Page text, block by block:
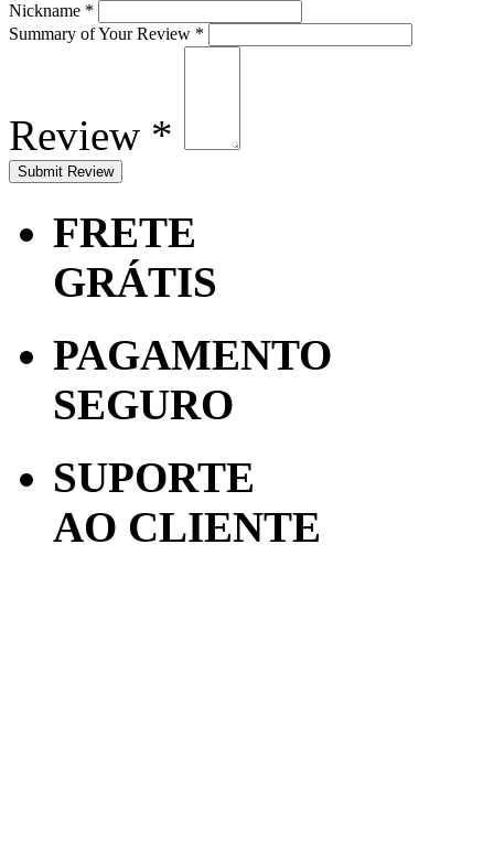
Nickname *
Summary of Your Review *
Review *
FRETE
GRÁTIS
PAGAMENTO
SEGURO
SUPORTE
AO CLIENTE